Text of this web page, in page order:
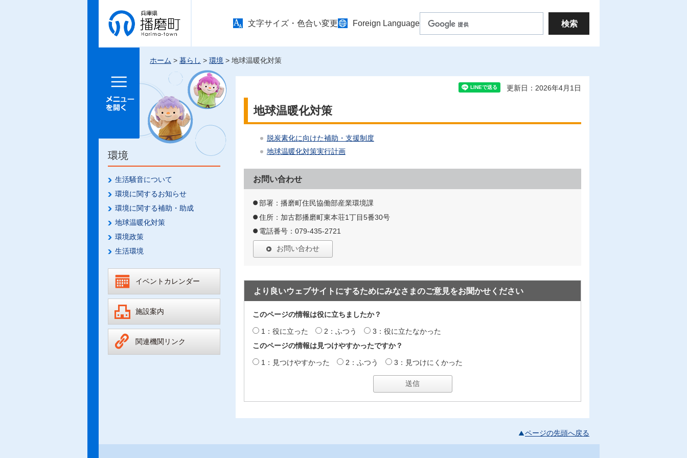
兵庫県 播
磨町
文字サイズ・色合い変更 Foreign Language
メニュー
ホーム > 暮らし > 環境 > 地球温暖化対策
環境
生活騒音について
環境に関するお知らせ
環境に関する補助・助成
地球温暖化対策
環境政策
生活環境
イベントカレンダー
施設案内
関連機関リンク
更新日：2026年4月1日
地球温暖化対策
脱炭素化に向けた補助・支援制度
地球温暖化対策実行計画
お問い合わせ
部署：播磨町住民協働部産業環境課
住所：加古郡播磨町東本荘1丁目5番30号
電話番号：079-435-2721
お問い合わせ
より良いウェブサイトにするためにみなさまのご意見をお聞かせください
このページの情報は役に立ちましたか？
1：役に立った 2：ふつう
3：役に立たなかった
このページの情報は見つけやすかったですか？
1：見つけやすかった 2：ふつう 3：見つけにくかった
ページの先頭へ戻る